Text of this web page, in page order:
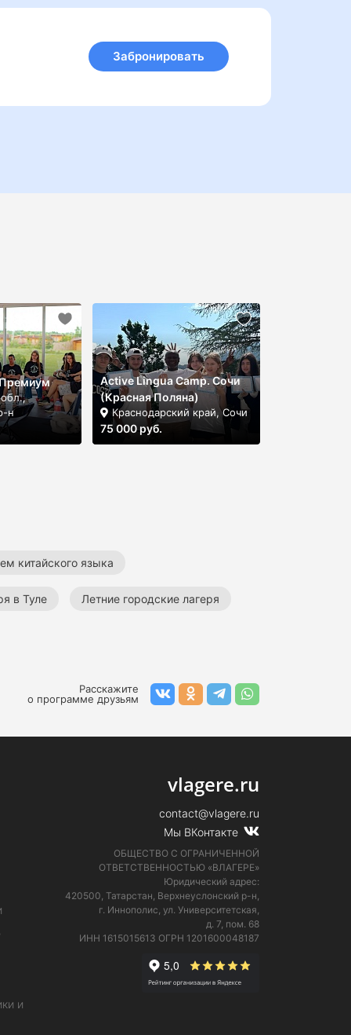
Забронировать
н
Active Lingua Camp. Сочи
(Красная Поляна)
Краснодарский край, Сочи
75 000 руб.
китайского языка
в Туле Летние городские лагеря
Расскажите
о программе друзьям
и
vlagere.ru
contact@vlagere.ru
Мы ВКонтакте
ОБЩЕСТВО С ОГРАНИЧЕННОЙ
ОТВЕТСТВЕННОСТЬЮ «ВЛАГЕРЕ»
Юридический адрес:
420500, Татарстан, Верхнеуслонский р-н,
г. Иннополис, ул. Университетская,
д. 7, пом. 68
ИНН 1615015613 ОГРН 1201600048187